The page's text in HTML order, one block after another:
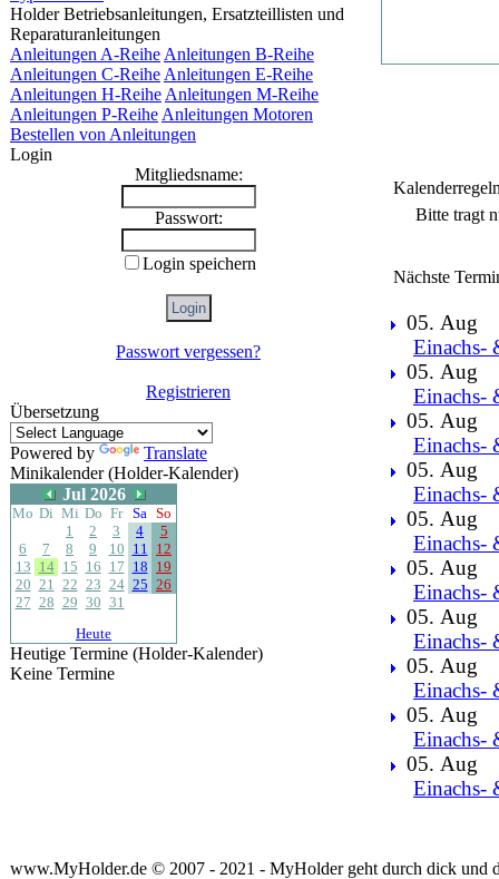
Holder Betriebsanleitungen, Ersatzteillisten und
Reparaturanleitungen
Anleitungen A-Reihe Anleitungen B-Reihe
Anleitungen C-Reihe Anleitungen E-Reihe
Anleitungen H-Reihe Anleitungen M-Reihe
Anleitungen P-Reihe Anleitungen Motoren
Bestellen von Anleitungen
Login
Mitgliedsname:
Passwort:
Login speichern
Passwort vergessen?
Registrieren
Übersetzung
Powered by
Translate
Minikalender (Holder-Kalender)
Jul 2026
Mo Di Mi Do Fr Sa So
1
2 3 4
5
6
7 8 9 10 11 12
13 14 15 16 17 18 19
20 21 22 23 24 25 26
27 28 29 30 31
Heute
Heutige Termine (Holder-Kalender)
Keine Termine
Bitte tragt
Nächste
05. Aug
Einachs-
05. Aug
Einachs-
05. Aug
Einachs-
05. Aug
Einachs-
05. Aug
Einachs-
05. Aug
Einachs-
05. Aug
Einachs-
05. Aug
Einachs-
05. Aug
Einachs-
05. Aug
Einachs-
www.MyHolder.de © 2007 - 2021 - MyHolder geht durch dick und